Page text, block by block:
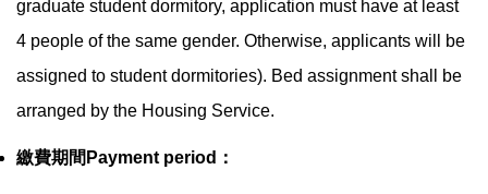
graduate student dormitory, application must have at least
4 people of the same gender. Otherwise, applicants will be
assigned to student dormitories). Bed assignment shall be
arranged by the Housing Service.
繳費期間 Payment period ：